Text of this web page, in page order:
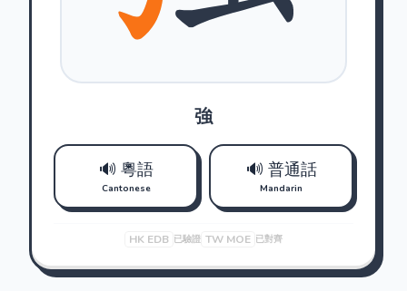
強
🔊 粵語
Cantonese
🔊 普通話
Mandarin
HK EDB 已驗證 TW MOE 已對齊